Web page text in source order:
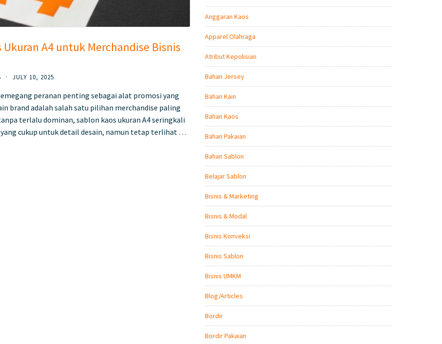
A4 untuk Merchandise Bisnis
· JULY 10, 2025
peranan penting sebagai alat promosi yang
brand adalah salah satu pilihan merchandise paling
terlalu dominan, sablon kaos ukuran A4 seringkali
cukup untuk detail desain, namun tetap terlihat …
Anggaran Kaos
Apparel Olahraga
Atribut Kepolisian
Bahan Jersey
Bahan Kain
Bahan Kaos
Bahan Pakaian
Bahan Sablon
Belajar Sablon
Bisnis & Marketing
Bisnis & Modal
Bisnis Konveksi
Bisnis Sablon
Bisnis UMKM
Blog/Articles
Bordir
Bordir Pakaian